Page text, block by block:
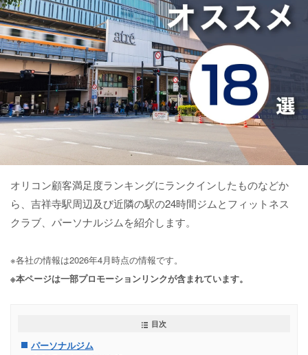
オリコン顧客満足度ランキングにランクインしたものなどか
ら、吉祥寺駅周辺及び近隣の駅の24時間ジムとフィットネス
クラブ、パーソナルジムを紹介します。
※各社の情報は2026年4月時点の情報です。
※本ページは一部プロモーションリンクが含まれています。
目次
パーソナルジム